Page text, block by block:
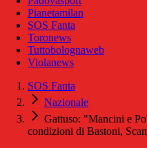
Pianetamilan
SOS Fanta
Toronews
Tuttobolognaweb
Violanews
SOS Fanta
Nazionale
Gattuso: "Mancini e
condizioni di Bastoni,